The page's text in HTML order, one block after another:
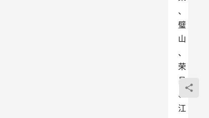
、
璧
山
、
荣
昌
、
江